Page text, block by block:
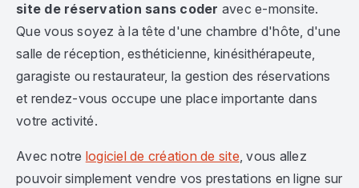
site de réservation sans coder avec e-monsite.
Que vous soyez à la tête d'une chambre d'hôte, d'une
salle de réception, esthéticienne, kinésithérapeute,
garagiste ou restaurateur, la gestion des réservations
et rendez-vous occupe une place importante dans
votre activité.
Avec notre logiciel de création de site, vous allez
pouvoir simplement vendre vos prestations en ligne sur